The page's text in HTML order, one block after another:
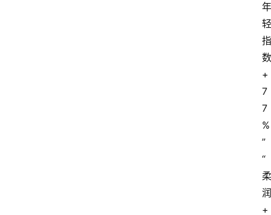
年
轻
指
数
+
7
7
%
”
“
柔
润
+